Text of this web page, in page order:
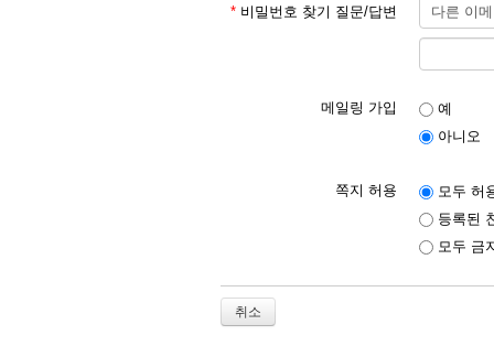
* 비밀번호 찾기 질문/답변
메일링 가입
예
아니오
쪽지 허용
모두 허
등록된
모두 금
취소